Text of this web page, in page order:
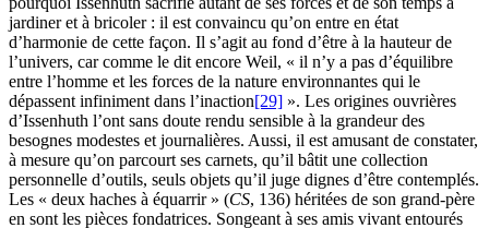
jardiner et à bricoler : il est convaincu qu’on entre en état
d’harmonie de cette façon. Il s’agit au fond d’être à la hauteur de
l’univers, car comme le dit encore Weil, « il n’y a pas d’équilibre
entre l’homme et les forces de la nature environnantes qui le
dépassent infiniment dans l’inaction[29] ». Les origines ouvrières
d’Issenhuth l’ont sans doute rendu sensible à la grandeur des
besognes modestes et journalières. Aussi, il est amusant de constater,
à mesure qu’on parcourt ses carnets, qu’il bâtit une collection
personnelle d’outils, seuls objets qu’il juge dignes d’être contemplés.
Les « deux haches à équarrir » (CS, 136) héritées de son grand-père
en sont les pièces fondatrices. Songeant à ses amis vivant entourés